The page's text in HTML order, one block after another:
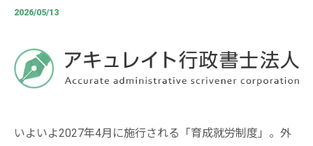
2026/05/13
いよいよ2027年4月に施行される「育成就労制度」。外